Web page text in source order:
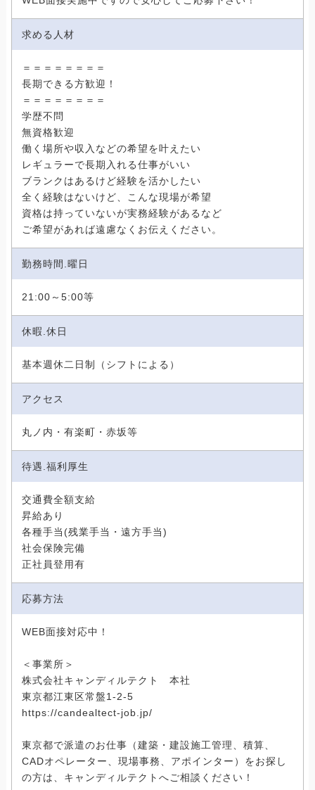
求める人材
＝＝＝＝＝＝＝＝
長期できる方歓迎！
＝＝＝＝＝＝＝＝
学歴不問
無資格歓迎
働く場所や収入などの希望を叶えたい
レギュラーで長期入れる仕事がいい
ブランクはあるけど経験を活かしたい
全く経験はないけど、こんな現場が希望
資格は持っていないが実務経験があるなど
ご希望があれば遠慮なくお伝えください。
勤務時間.曜日
21:00～5:00等
休暇.休日
基本週休二日制（シフトによる）
アクセス
丸ノ内・有楽町・赤坂等
待遇.福利厚生
交通費全額支給
昇給あり
各種手当(残業手当・遠方手当)
社会保険完備
正社員登用有
応募方法
WEB面接対応中！
＜事業所＞
株式会社キャンディルテクト 本社
東京都江東区常盤1-2-5
https://candealtect-job.jp/
東京都で派遣のお仕事（建築・建設施工管理、積算、
CADオペレーター、現場事務、アポインター）をお探し
の方は、キャンディルテクトへご相談ください！